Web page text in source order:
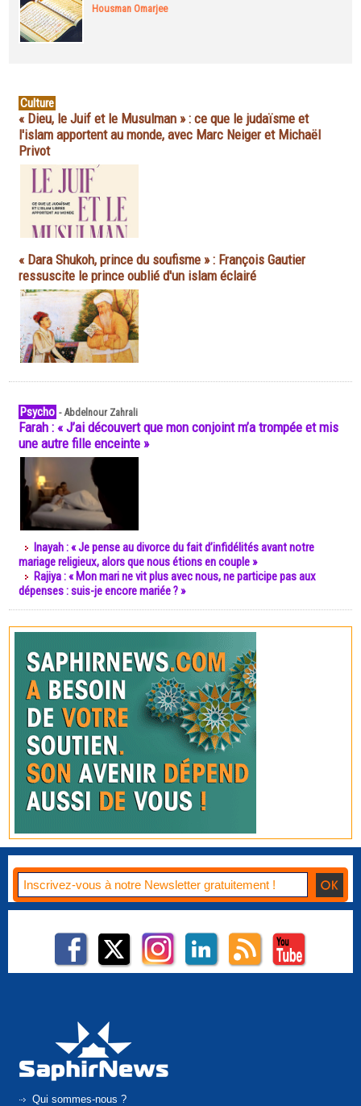
Housman Omarjee
Culture
« Dieu, le Juif et le Musulman » : ce que le judaïsme et
l'islam apportent au monde, avec Marc Neiger et Michaël
Privot
« Dara Shukoh, prince du soufisme » : François Gautier
ressuscite le prince oublié d'un islam éclairé
Psycho -Abdelnour Zahrali
Farah : « J’ai découvert que mon conjoint m’a trompée et mis
une autre fille enceinte »
Inayah : « Je pense au divorce du fait d’infidélités avant notre
mariage religieux, alors que nous étions en couple »
Rajiya : « Mon mari ne vit plus avec nous, ne participe pas aux
dépenses : suis-je encore mariée ? »
Qui sommes-nous ?